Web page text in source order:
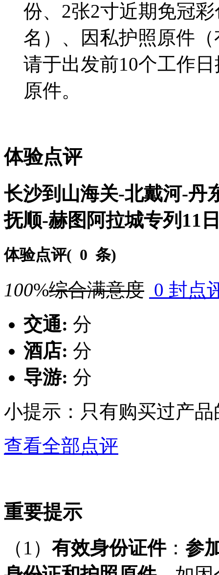
份、2张2寸近期免冠
名）、因私护照原件
请于出发前10个工作
原件。
体验点评
长沙到山海关-北戴河-丹
抚顺-赫图阿拉城专列11
体验点评( 0 条)
100%综合满意度 0 封点
交通: 分
酒店: 分
导游: 分
小提示：只有购买过产
查看全部点评
重要提示
（ 1 ） 有效身份证件： 参